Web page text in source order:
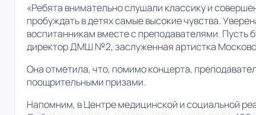
«Ребята внимательно слушали классику и
пробуждать в детях самые высокие чувства.
воспитанникам вместе с преподавателями. Пусть
директор ДМШ №2, заслуженная артистка
Она отметила, что, помимо концерта,
поощрительными призами.
Напомним, в Центре медицинской и социальной